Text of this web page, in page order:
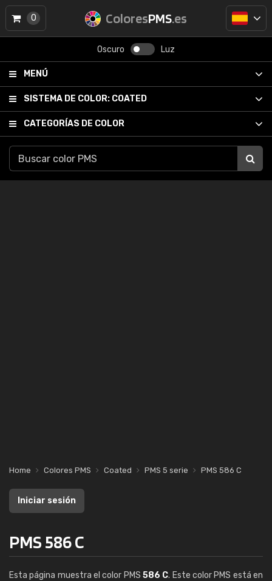
ColoresPMS.es
Oscuro Luz
MENÚ
SISTEMA DE COLOR: COATED
CATEGORÍAS DE COLOR
0
Home Colores PMS Coated PMS 5 serie PMS 586 C
Iniciar sesión
PMS 586 C
Esta página muestra el color PMS 586 C. Este color PMS está en